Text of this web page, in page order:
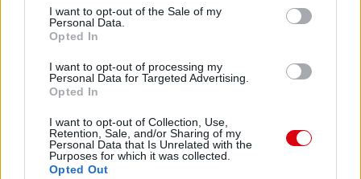
consent section.
I want to opt-out of the Sale of my
Personal Data.
Opted In
I want to opt-out of processing my
Personal Data for Targeted Advertising.
Opted In
I want to opt-out of Collection, Use,
Retention, Sale, and/or Sharing of my
Personal Data that Is Unrelated with the
Purposes for which it was collected.
Opted Out
Meccs Center
Paris Saint-Germainvs
Manchester United